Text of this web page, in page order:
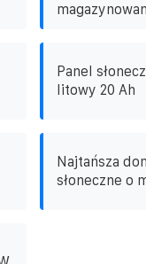
Panel
litowy 20 Ah
Najtańsza
słoneczne o